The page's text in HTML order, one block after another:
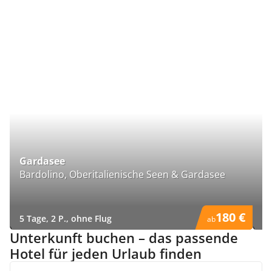
Gardasee
Bardolino, Oberitalienische Seen & Gardasee
ab180 €
5 Tage, 2 P., ohne Flug
)
)
Unterkunft buchen – das passende
Hotel für jeden Urlaub finden